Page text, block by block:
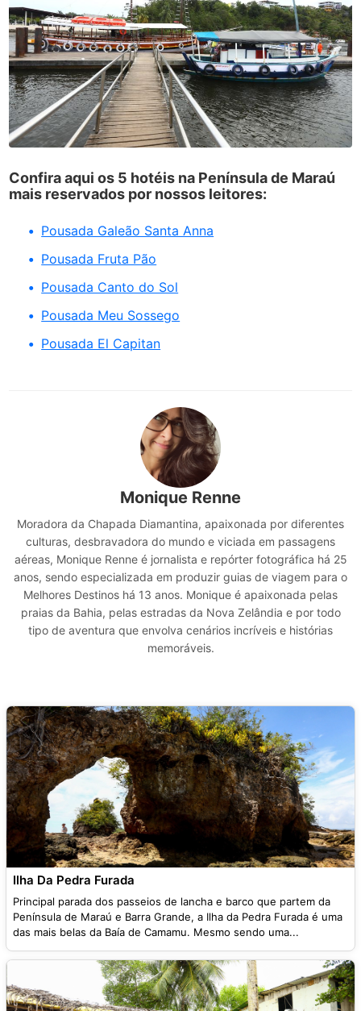
Confira aqui os 5 hotéis na Península de Maraú
mais reservados por nossos leitores:
Pousada Galeão Santa Anna
Pousada Fruta Pão
Pousada Canto do Sol
Pousada Meu Sossego
Pousada El Capitan
Monique Renne
Moradora da Chapada Diamantina, apaixonada por diferentes
culturas, desbravadora do mundo e viciada em passagens
aéreas, Monique Renne é jornalista e repórter fotográfica há 25
anos, sendo especializada em produzir guias de viagem para o
Melhores Destinos há 13 anos. Monique é apaixonada pelas
praias da Bahia, pelas estradas da Nova Zelândia e por todo
tipo de aventura que envolva cenários incríveis e histórias
memoráveis.
Ilha Da Pedra Furada
Principal parada dos passeios de lancha e barco que partem da
Península de Maraú e Barra Grande, a Ilha da Pedra Furada é uma
das mais belas da Baía de Camamu. Mesmo sendo uma...